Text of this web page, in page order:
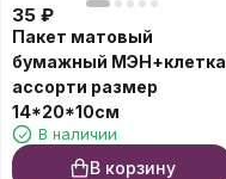
35 ₽
Пакет матовый
бумажный МЭН+клетка
ассорти размер
14*20*10см
В наличии
В корзину